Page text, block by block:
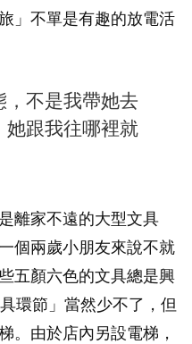
」不單是有趣的放電活
，不是我帶她去
她跟我往哪裡就
離家不遠的大型文具
個兩歲小朋友來說不就
五顏六色的文具總是興
環節」當然少不了，但
。由於店內另設電梯，